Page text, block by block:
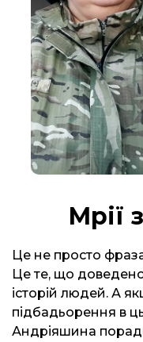
Мрії
Це не просто
Це те, що
історій людей. А
підбадьорення в
Андріяшина